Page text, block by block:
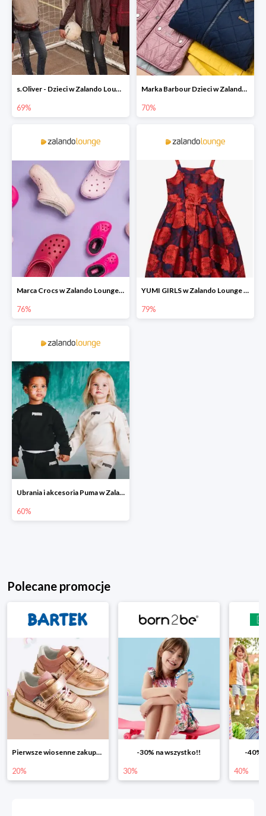
s.Oliver - Dzieci w Zalando Lounge do -77%
69%
Marka Barbour Dzieci w Zalando Lounge do -70%
70%
Marca Crocs w Zalando Lounge do -76%
76%
YUMI GIRLS w Zalando Lounge do -79%
79%
Ubrania i akcesoria Puma w Zalando Lounge do -60%
60%
Polecane promocje
Pierwsze wiosenne zakupy -20%
20%
-30% na wszystko!!
30%
-40%
40%